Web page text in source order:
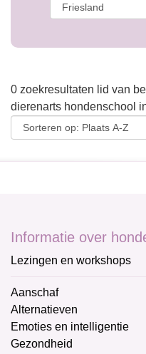
0 zoekresultaten lid van
dierenarts hondenschool
Informatie over
Lezingen en workshops
Aanschaf
Alternatieven
Emoties en intelligentie
Gezondheid